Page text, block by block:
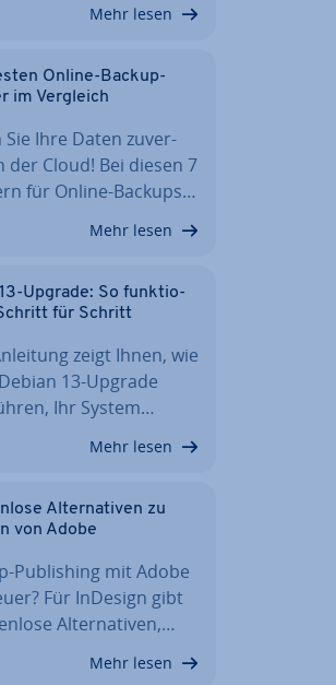
Mehr lesen
Online-Backup-
im Vergleich
Sie Ihre Daten zu­ver­
der Cloud! Bei diesen 7
für Online-Backups…
Mehr lesen
Upgrade: So funk­tio­
für Schritt
zeigt Ihnen, wie
13-Upgrade
Ihr System…
Mehr lesen
Al­ter­na­ti­ven zu
von Adobe
Pu­bli­shing mit Adobe
Für InDesign gibt
Al­ter­na­ti­ven,…
Mehr lesen